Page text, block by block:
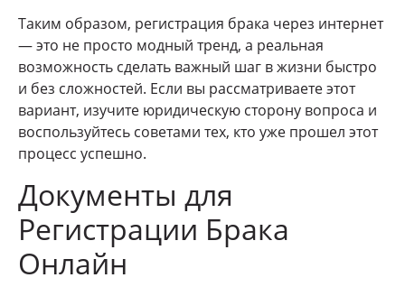
Таким образом, регистрация брака через интернет
— это не просто модный тренд, а реальная
возможность сделать важный шаг в жизни быстро
и без сложностей. Если вы рассматриваете этот
вариант, изучите юридическую сторону вопроса и
воспользуйтесь советами тех, кто уже прошел этот
процесс успешно.
Документы для
Регистрации Брака
Онлайн